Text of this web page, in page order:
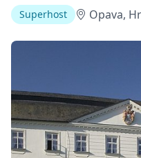
Superhost Opava,